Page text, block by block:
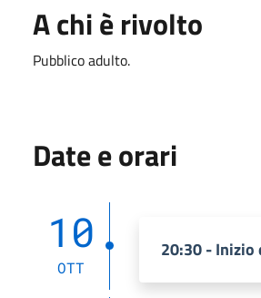
A chi è rivolto
Pubblico adulto.
Date e orari
10
OTT
20:30 - Inizio